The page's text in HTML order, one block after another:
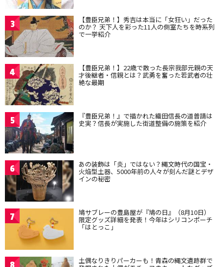
3 【豊臣兄弟！】秀吉は本当に「女狂い」だった
のか？ 天下人を彩った11人の側室たちを時系列
で一挙紹介
4 【豊臣兄弟！】22歳で散った長宗我部元親の天
才後継者・信親とは？武勇を奮った若武者の壮
絶な最期
5 『豊臣兄弟！』で描かれた織田信長の道普請は
史実？信長が実施した街道整備の施策を紹介
6 あの装飾は「炎」ではない？縄文時代の国宝・
火焔型土器、5000年前の人々が刻んだ謎とデザ
インの秘密
7 鳩サブレーの豊島屋が『鳩の日』（8月10日）
限定グッズ詳細を発表！今年はシリコンポーチ
「はとっこ」
土偶なりきりパーカーも！青森の縄文遺跡群で